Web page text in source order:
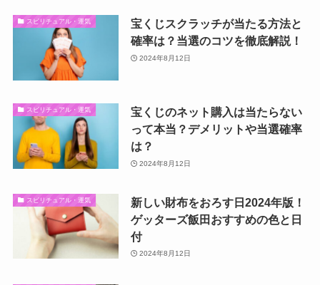
スピリチュアル・運気
宝くじスクラッチが当たる方法と
確率は？当選のコツを徹底解説！
2024年8月12日
スピリチュアル・運気
宝くじのネット購入は当たらない
って本当？デメリットや当選確率
は？
2024年8月12日
スピリチュアル・運気
新しい財布をおろす日2024年版！
ゲッターズ飯田おすすめの色と日
付
2024年8月12日